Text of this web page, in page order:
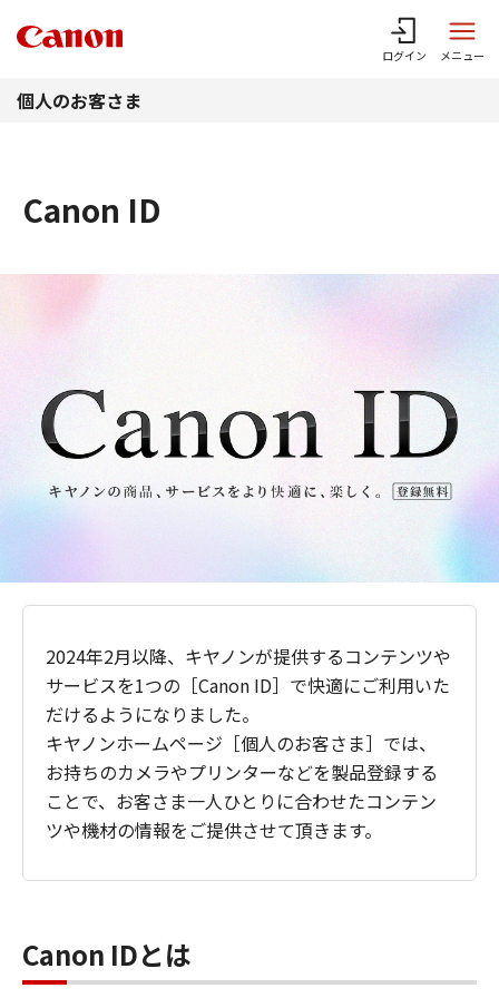
ログイン メニュー
個人のお客さま
Canon ID
2024年2月以降、キヤノンが提供するコンテンツや
サービスを1つの［Canon ID］で快適にご利用いた
だけるようになりました。
キヤノンホームページ［個人のお客さま］では、
お持ちのカメラやプリンターなどを製品登録する
ことで、お客さま一人ひとりに合わせたコンテン
ツや機材の情報をご提供させて頂きます。
Canon IDとは